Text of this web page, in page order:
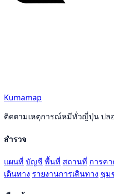
Kumamap
ติดตามเหตุการณ์หมีทั่วญี่ปุ่น ปล
สำรวจ
แผนที่ บัญชี พื้นที่ สถานที่ การค
เดินทาง รายงานการเดินทาง ชุม